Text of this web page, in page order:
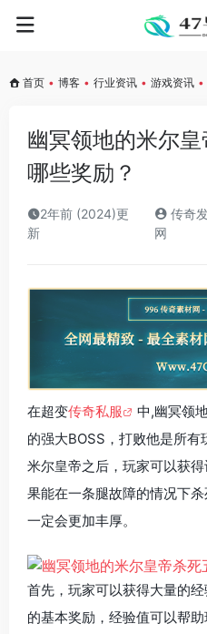
首页 • 博客 • 行业资讯 • 游戏资讯 •
幽冥领地的米尔
哪些奖励？
2年前 (2024)更
新
传奇
网
在超变传奇私服
中,幽冥领
的强大BOSS，打败他是所
米尔皇帝之后，玩家可以获
果能在一条腿故障的情况下
一定会更加丰厚。
首先，玩家可以获得大量的
的基本奖励，经验值可以帮